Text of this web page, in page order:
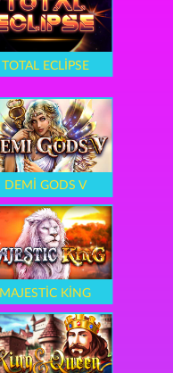
TOTAL ECLIPSE
DEMI GODS V
MAJESTIC KING